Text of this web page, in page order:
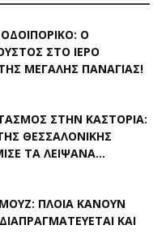
Ο
ΣΤΟ ΙΕΡΌ
ΜΕΓΆΛΗΣ ΠΑΝΑΓΊΑΣ!
ΣΤΗΝ ΚΑΣΤΟΡΙΆ:
ΘΕΣΣΑΛΟΝΊΚΗΣ
ΤΑ ΛΕΊΨΑΝΑ...
ΠΛΟΊΑ ΚΆΝΟΥΝ
ΚΑΙ